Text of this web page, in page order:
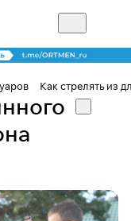
Как стрелять из